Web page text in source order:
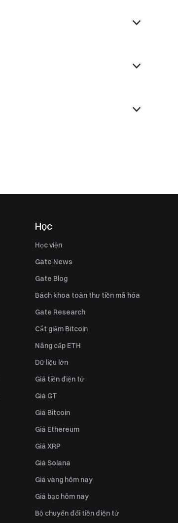
Học
Học viện
Gate News
Gate Blog
Bách khoa toàn thư tiền mã hóa
Gate Research
Cắt giảm Bitcoin
Nâng cấp ETH
Dữ liệu lớn
Giá tiền điện tử
Giá GT
Giá Bitcoin
Giá Ethereum
Giá XRP
Giá Solana
Giá vàng hôm nay
Giá bạc hôm nay
Bộ chuyển đổi tiền điện tử